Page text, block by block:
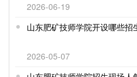
2026-06-19
山东肥矿技师学院开设哪些招
2026-05-07